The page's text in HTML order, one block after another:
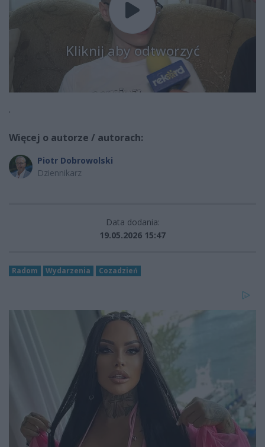
Kliknij aby odtworzyć
.
Więcej o autorze / autorach:
Piotr Dobrowolski
Dziennikarz
Data dodania:
19.05.2026 15:47
Radom Wydarzenia Cozadzień